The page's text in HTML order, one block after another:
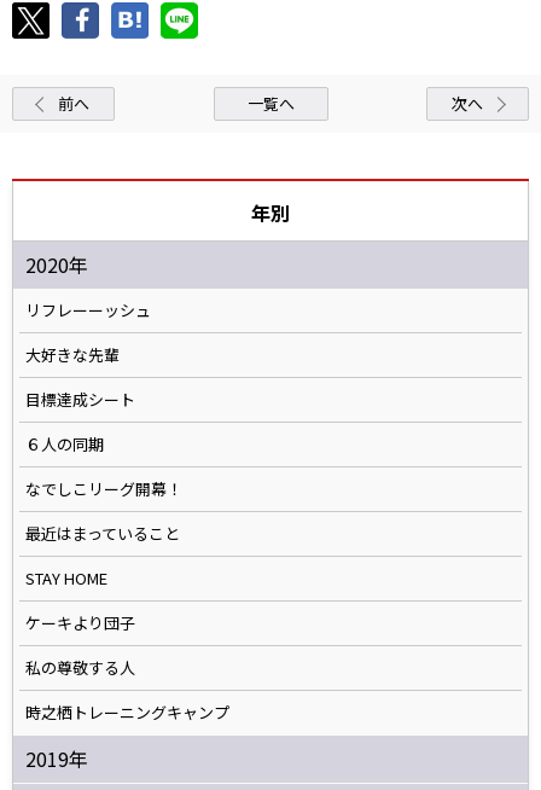
前へ 一覧へ 次へ
年別
2020年
リフレーーッシュ
大好きな先輩
目標達成シート
６人の同期
なでしこリーグ開幕！
最近はまっていること
STAY HOME
ケーキより団子
私の尊敬する人
時之栖トレーニングキャンプ
2019年